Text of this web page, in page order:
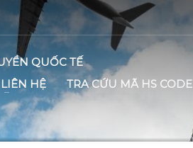
QUỐC TẾ
LIÊN HỆ TRA CỨU MÃ HS CODE